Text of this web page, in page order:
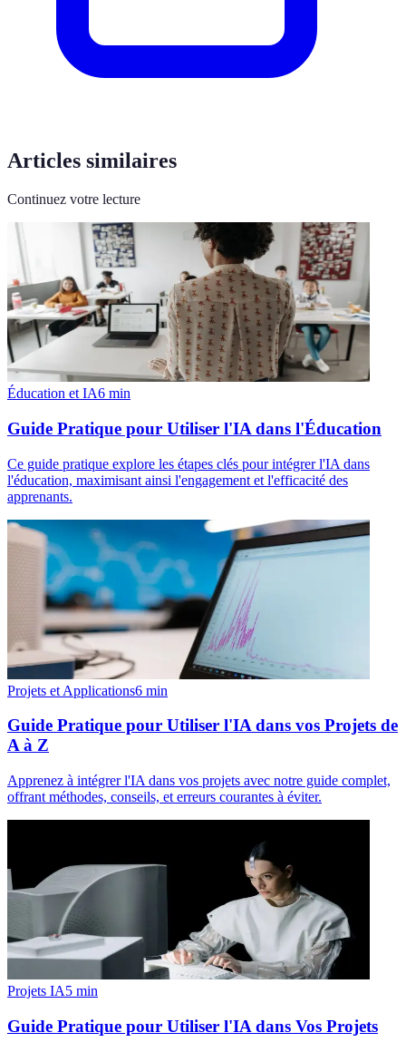
Articles similaires
Continuez votre lecture
Éducation et IA6 min
Guide Pratique pour Utiliser l'IA dans l'Éducation
Ce guide pratique explore les étapes clés pour intégrer l'IA dans
l'éducation, maximisant ainsi l'engagement et l'efficacité des
apprenants.
Projets et Applications6 min
Guide Pratique pour Utiliser l'IA dans vos Projets de
A à Z
Apprenez à intégrer l'IA dans vos projets avec notre guide complet,
offrant méthodes, conseils, et erreurs courantes à éviter.
Projets IA5 min
Guide Pratique pour Utiliser l'IA dans Vos Projets